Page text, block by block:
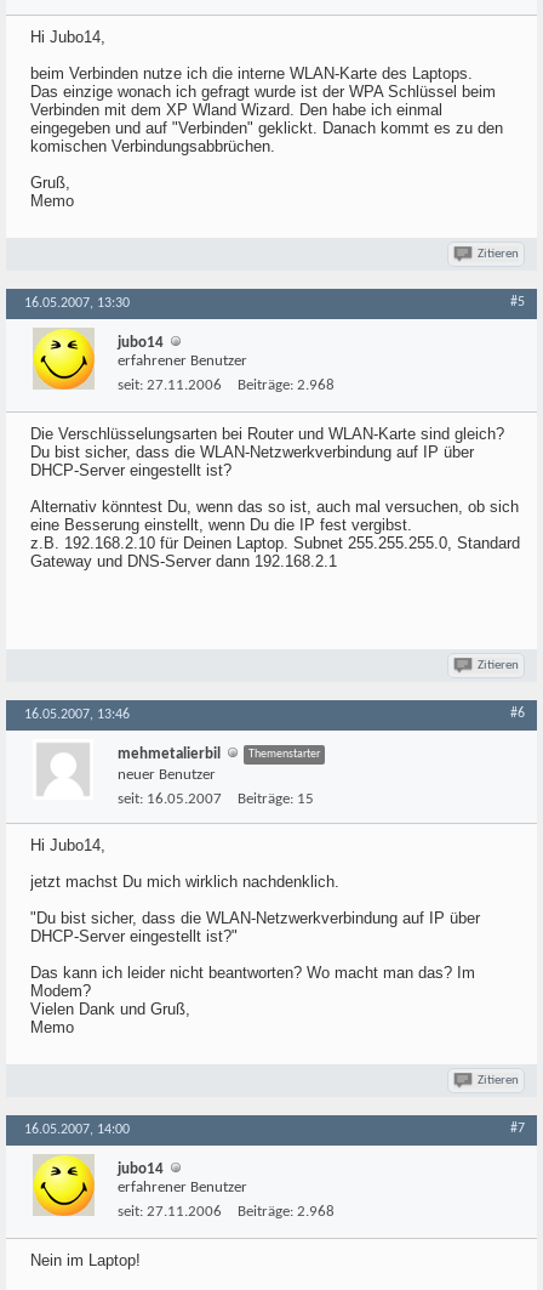
Hi Jubo14,
beim Verbinden nutze ich die interne WLAN-Karte des Laptops.
Das einzige wonach ich gefragt wurde ist der WPA Schlüssel beim
Verbinden mit dem XP Wland Wizard. Den habe ich einmal
eingegeben und auf "Verbinden" geklickt. Danach kommt es zu den
komischen Verbindungsabbrüchen.
Gruß,
Memo
Zitieren
16.05.2007, 13:30 #5
jubo14
erfahrener Benutzer
seit: 27.11.2006 Beiträge: 2.968
Die Verschlüsselungsarten bei Router und WLAN-Karte sind gleich?
Du bist sicher, dass die WLAN-Netzwerkverbindung auf IP über
DHCP-Server eingestellt ist?
Alternativ könntest Du, wenn das so ist, auch mal versuchen, ob sich
eine Besserung einstellt, wenn Du die IP fest vergibst.
z.B. 192.168.2.10 für Deinen Laptop. Subnet 255.255.255.0, Standard
Gateway und DNS-Server dann 192.168.2.1
Zitieren
16.05.2007, 13:46 #6
mehmetalierbil Themenstarter
neuer Benutzer
seit: 16.05.2007 Beiträge: 15
Hi Jubo14,
jetzt machst Du mich wirklich nachdenklich.
"Du bist sicher, dass die WLAN-Netzwerkverbindung auf IP über
DHCP-Server eingestellt ist?"
Das kann ich leider nicht beantworten? Wo macht man das? Im
Modem?
Vielen Dank und Gruß,
Memo
Zitieren
16.05.2007, 14:00 #7
jubo14
erfahrener Benutzer
seit: 27.11.2006 Beiträge: 2.968
Nein im Laptop!